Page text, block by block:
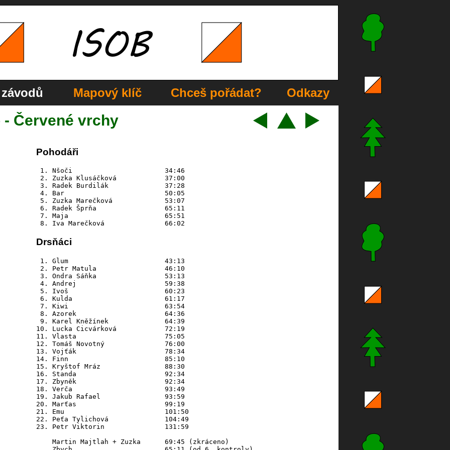
Mapový klíč Chceš pořádat? Odkazy
- Červené vrchy
Pohodáři
1. Nšoči	                34:46
2. Zuzka Klusáčková	        37:00
3. Radek Burdilák	        37:28
4. Bar	                        50:05
5. Zuzka Marečková	        53:07
6. Radek Šprňa         	65:11
7. Maja	                65:51
Drsňáci
1. Glum	                43:13
2. Petr Matula	                46:10
3. Ondra Sáňka	                53:13
4. Andrej	                59:38
5. Ivoš	                60:23
6. Kulda	                61:17
7. Kiwi	                63:54
8. Azorek	                64:36
9. Karel Kněžínek	        64:39
10. Lucka Cicvárková	        72:19
11. Vlasta	                75:05
12. Tomáš Novotný	        76:00
13. Vojťák	                78:34
14. Finn	                85:10
15. Kryštof Mráz	        88:30
16. Standa	                92:34
17. Zbyněk	                92:34
18. Verča	                93:49
19. Jakub Rafael	        93:59
20. Marťas	                99:19
21. Emu	                        101:50
22. Peťa Tylichová	        104:49
23. Petr Viktorin	        131:59
    Martin Majtlah + Zuzka	69:45 (zkráceno)